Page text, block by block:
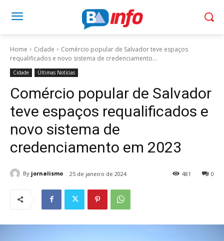
Home Cidade
Comércio popular de Salvador teve espaços
requalificados e novo sistema de credenciamento...
Cidade Últimas Notícias
Comércio popular de Salvador
teve espaços requalificados e
novo sistema de
credenciamento em 2023
By jornalismo 25 de janeiro de 2024 0
481